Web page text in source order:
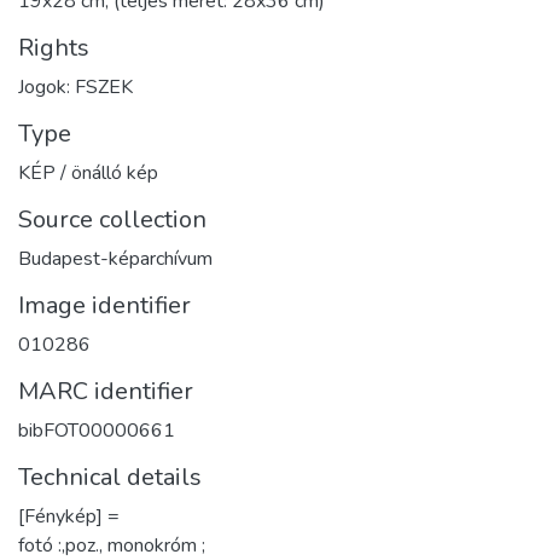
Rights
Jogok: FSZEK
Type
KÉP / önálló kép
Source collection
Budapest-képarchívum
Image identifier
010286
MARC identifier
bibFOT00000661
Technical details
[Fénykép] =
fotó :,poz., monokróm ;